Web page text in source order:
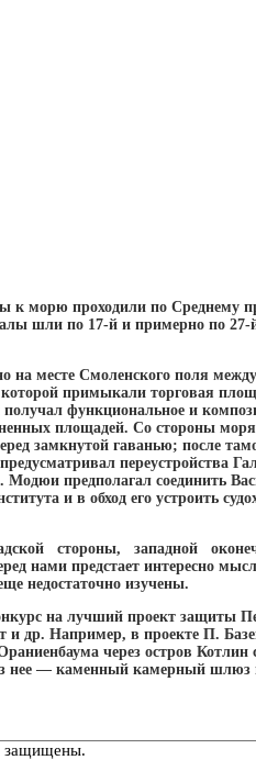
к морю проходили по Среднему
шли по 17-й и примерно по
на месте Смоленского поля
примыкали торговая
функциональное и
площадей. Со стороны моря
замкнутой гаванью; после
переустройства
предполагал соединить
и в обход его устроить
стороны, западной
нами предстает интересно
недостаточно изучены.
на лучший проект защиты
др. Например, в проекте П.
через остров
нее — каменный камерный
защищены.